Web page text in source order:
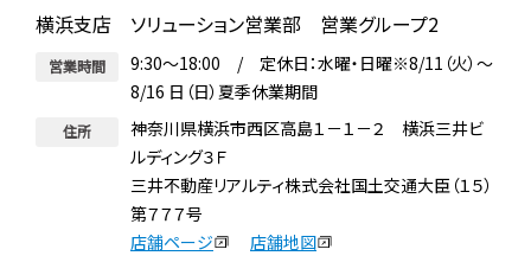
横浜支店 ソリューション営業部 営業グループ2
営業時間
9:30～18:00 / 定休日：水曜・日曜※8/11（火）～
8/16 日（日）夏季休業期間
住所
神奈川県横浜市西区高島１－１－２ 横浜三井ビ
ルディング３Ｆ
三井不動産リアルティ株式会社国土交通大臣（１５）
第７７７号
店舗ページ
店舗地図